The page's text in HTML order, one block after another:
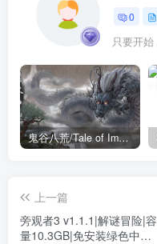
0
只要开
鬼谷八荒/Tale of Immortal v1.2.105.259|角色扮演|容量27.4GB|免安装绿色中文版
上一篇
旁观者3 v1.1.1|解谜冒险|容
量10.3GB|免安装绿色中文